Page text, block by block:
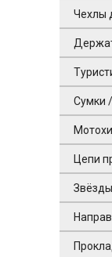
Чехлы
Сумки
Цепи
Звёзды